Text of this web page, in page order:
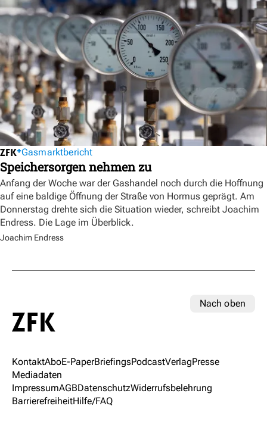
Gasmarktbericht
Speichersorgen nehmen zu
Anfang der Woche war der Gashandel noch durch die Hoffnung
auf eine baldige Öffnung der Straße von Hormus geprägt. Am
Donnerstag drehte sich die Situation wieder, schreibt Joachim
Endress. Die Lage im Überblick.
Joachim Endress
Nach oben
KontaktAboE-PaperBriefingsPodcastVerlagPresse
Mediadaten
ImpressumAGBDatenschutzWiderrufsbelehrung
BarrierefreiheitHilfe/FAQ